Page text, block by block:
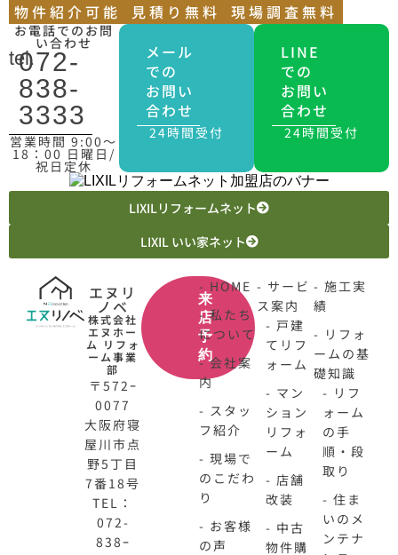
物件紹介可能
見積り無料 現場調査無料
お電話でのお問
い合わせ
tel.
072-
838-
3333
営業時間 9:00〜
18：00 日曜日/
祝日定休
メール
での
お問い
合わせ
24時間受付
LINE
での
お問い
合わせ
24時間受付
LIXILリフォームネット
LIXIL いい家ネット
エヌリ
ノベ
株式会社
エヌホー
ム リフォ
ーム事業
部
〒572ｰ
0077
大阪府寝
屋川市点
野5丁目
7番18号
TEL：
072-
838ｰ
来
店
予
約
- HOME
- 私たち
について
- 会社案
内
- スタッ
フ紹介
- 現場で
のこだわ
り
- お客様
の声
- サービ
ス案内
- 戸建
てリフ
ォーム
- マン
ション
リフォ
ーム
- 店舗
改装
- 中古
物件購
- 施工実
績
- リフォ
ームの基
礎知識
- リフ
ォーム
の手
順・段
取り
- 住ま
いのメ
ンテナ